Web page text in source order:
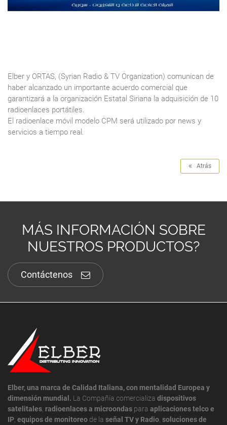
Elber y ORTAS, (Syrian Radio & TV Organization) comunican de
haber alcanzado un importante acuerdo comercial que
garantizará a la organización Estatal Siriana la adquisición de 10
radioenlaces portátiles.
El radioenlace móvil modelo CPM será utilizado por news y
servicios a tiempo real.
Atrás
MÁS INFORMACIÓN SOBRE
NUESTROS PRODUCTOS?
Contáctenos
Elber, una marca de Calidad Italiana, con mentalidad Europea y
dimensión mundial. La Compañía comercializa dispositivos
satelitales radioenlaces a microondas para aplicaciones telco e
IP equipos de monitoreo de la señal TV y Radio soluciones de